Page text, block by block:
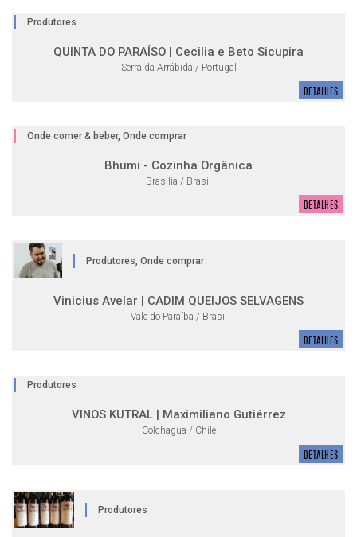
Produtores
QUINTA DO PARAÍSO | Cecilia e Beto Sicupira
Serra da Arrábida / Portugal
DETALHES
Onde comer & beber, Onde comprar
Bhumi - Cozinha Orgânica
Brasília / Brasil
DETALHES
Produtores, Onde comprar
Vinicius Avelar | CADIM QUEIJOS SELVAGENS
Vale do Paraíba / Brasil
DETALHES
Produtores
VINOS KUTRAL | Maximiliano Gutiérrez
Colchagua / Chile
DETALHES
Produtores